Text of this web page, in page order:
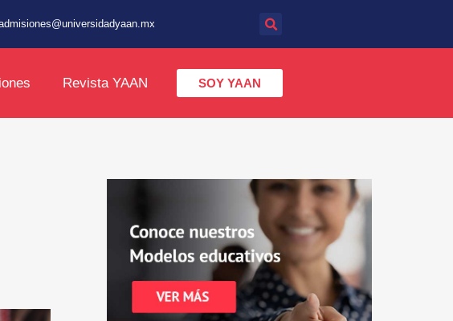
Revista YAAN SOY YAAN